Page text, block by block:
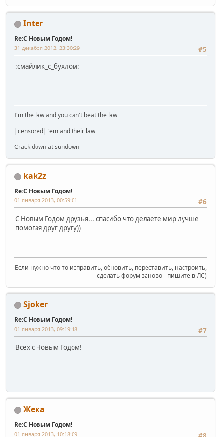
Inter
Re:С Новым Годом!
#5
31 декабря 2012, 23:30:29
:смайлик_с_бухлом:
I'm the law and you can't beat the law
|censored| 'em and their law
Crack down at sundown
kak2z
Re:С Новым Годом!
#6
01 января 2013, 00:59:01
С Новым Годом друзья... спасибо что делаете мир лучше
помогая друг другу))
Если нужно что то исправить, обновить, переставить, настроить,
сделать форум заново - пишите в ЛС)
Sjoker
Re:С Новым Годом!
#7
01 января 2013, 09:19:18
Всех с Новым Годом!
Жека
Re:С Новым Годом!
01 января 2013, 10:18:09